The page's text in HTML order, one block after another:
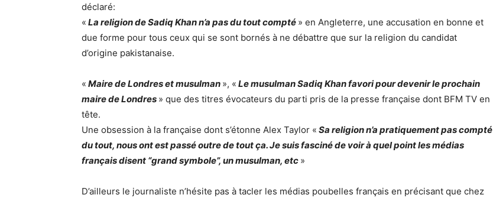
déclaré:
« La religion de Sadiq Khan n’a pas du tout compté » en Angleterre, une accusation en bonne et
due forme pour tous ceux qui se sont bornés à ne débattre que sur la religion du candidat
d’origine pakistanaise.
« Maire de Londres et musulman », « Le musulman Sadiq Khan favori pour devenir le prochain
maire de Londres » que des titres évocateurs du parti pris de la presse française dont BFM TV en
tête.
Une obsession à la française dont s’étonne Alex Taylor « Sa religion n’a pratiquement pas compté
du tout, nous ont est passé outre de tout ça. Je suis fasciné de voir à quel point les médias
français disent “grand symbole”, un musulman, etc »
D’ailleurs le journaliste n’hésite pas à tacler les médias poubelles français en précisant que chez